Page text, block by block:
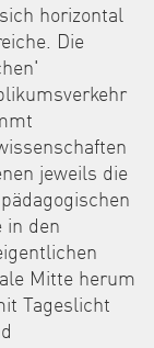
horizontal
Die
jeweils die
in den
Mitte herum
Tageslicht